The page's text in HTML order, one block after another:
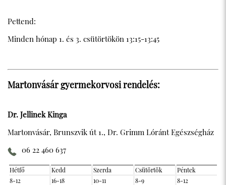
Pettend:
Minden hónap 1. és 3. csütörtökön 13:15-13:45
Martonvásár gyermekorvosi rendelés:
Dr. Jellinek Kinga
Martonvásár, Brunszvik út 1., Dr. Grimm Lóránt Egészségház
06 22 460 637
Hétfő Kedd Szerda Csütörtök
Péntek
8-12
16-18 10-11 8-9 8-12